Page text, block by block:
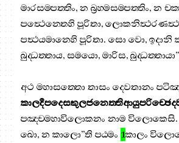
මාරසම‍්පත‍්තිං, න බ්‍රහ‍්මසම‍්පත‍්තිං, න
පත්‍ථෙන‍්තෙහි පූරිතා,
පත්‍ථයමානෙහි පූරිතා. සො වො, ඉදානි
බුද‍්ධත‍්තාය, සමයො, මාරිස,
අථ මහාසත‍්තො තාසං දෙවතානං
පඤ‍්චමහාවිලොකනං නාම විලොකෙසි.
ඛො, න කාලො”ති පඨමං 1කාලං